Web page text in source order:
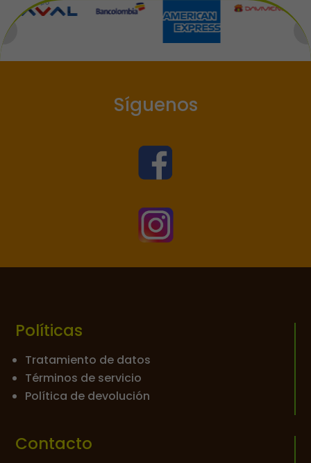
Síguenos


Políticas
Tratamiento de datos
Términos de servicio
Política de devolución
Contacto